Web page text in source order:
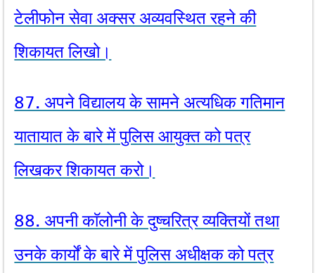
टेलीफोन सेवा अक्सर अव्यवस्थित रहने की
शिकायत लिखो।
87. अपने विद्यालय के सामने अत्यधिक गतिमान
यातायात के बारे में पुलिस आयुक्त को पत्र
लिखकर शिकायत करो।
88. अपनी काॅलोनी के दुष्चरित्र व्यक्तियों तथा
उनके कार्यों के बारे में पुलिस अधीक्षक को पत्र